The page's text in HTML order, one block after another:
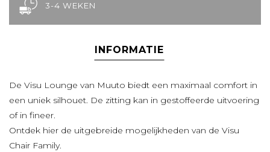
3-4 WEKEN
INFORMATIE
De Visu Lounge van Muuto biedt een maximaal comfort in
een uniek silhouet. De zitting kan in gestoffeerde uitvoering
of in fineer.
Ontdek hier de uitgebreide mogelijkheden van de Visu
Chair Family.